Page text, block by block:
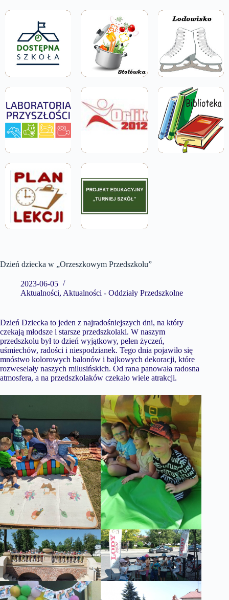
Dzień dziecka w „Orzeszkowym Przedszkolu”
2023-06-05
Aktualności, Aktualności - Oddziały Przedszkolne
Dzień Dziecka to jeden z najradośniejszych dni, na który
czekają młodsze i starsze przedszkolaki. W naszym
przedszkolu był to dzień wyjątkowy, pełen życzeń,
uśmiechów, radości i niespodzianek. Tego dnia pojawiło się
mnóstwo kolorowych balonów i bajkowych dekoracji, które
rozweselały naszych milusińskich. Od rana panowała radosna
atmosfera, a na przedszkolaków czekało wiele atrakcji.